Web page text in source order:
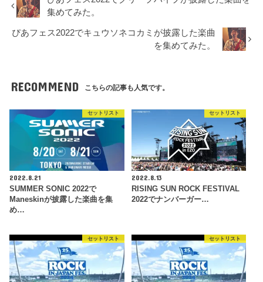
集めてみた。
ぴあフェス2022でキュウソネコカミが披露した楽曲
を集めてみた。
RECOMMEND こちらの記事も人気です。
セットリスト
2022.8.21
SUMMER SONIC 2022で
Maneskinが披露した楽曲を集
め…
セットリスト
2022.8.13
RISING SUN ROCK FESTIVAL
2022でナンバーガー…
セットリスト セットリスト